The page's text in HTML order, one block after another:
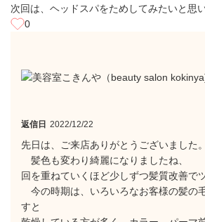
次回は、ヘッドスパをためしてみたいと思い
0
返信日 2022/12/22
先日は、ご来店ありがとうございました。
髪色も変わり綺麗になりましたね、
回を重ねていくほど少しずつ髪質改善で
今の時期は、いろいろなお客様の髪の
すと